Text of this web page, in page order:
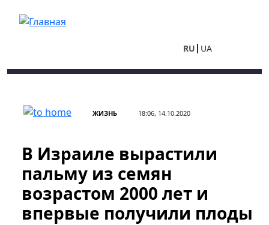
RU UA
ЖИЗНЬ 18:06, 14.10.2020
В Израиле вырастили
пальму из семян
возрастом 2000 лет и
впервые получили плоды